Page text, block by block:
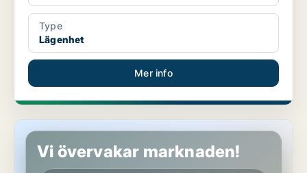
Type
Lägenhet
Mer info
Lägenhet i Hässleholm
Vi övervakar marknaden!